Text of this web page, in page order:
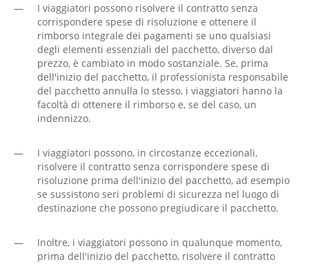
—
I viaggiatori possono risolvere il contratto senza
corrispondere spese di risoluzione e ottenere il
rimborso integrale dei pagamenti se uno qualsiasi
degli elementi essenziali del pacchetto, diverso dal
prezzo, è cambiato in modo sostanziale. Se, prima
dell'inizio del pacchetto, il professionista responsabile
del pacchetto annulla lo stesso, i viaggiatori hanno la
facoltà di ottenere il rimborso e, se del caso, un
indennizzo.
—
I viaggiatori possono, in circostanze eccezionali,
risolvere il contratto senza corrispondere spese di
risoluzione prima dell'inizio del pacchetto, ad esempio
se sussistono seri problemi di sicurezza nel luogo di
destinazione che possono pregiudicare il pacchetto.
—
Inoltre, i viaggiatori possono in qualunque momento,
prima dell'inizio del pacchetto, risolvere il contratto